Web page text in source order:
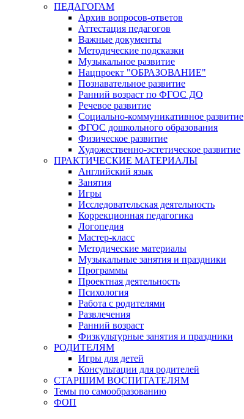
ПЕДАГОГАМ
Архив вопросов-ответов
Аттестация педагогов
Важные документы
Методические подсказки
Музыкальное развитие
Нацпроект "ОБРАЗОВАНИЕ"
Познавательное развитие
Ранний возраст по ФГОС ДО
Речевое развитие
Социально-коммуникативное развитие
ФГОС дошкольного образования
Физическое развитие
Художественно-эстетическое развитие
ПРАКТИЧЕСКИЕ МАТЕРИАЛЫ
Английский язык
Занятия
Игры
Исследовательская деятельность
Коррекционная педагогика
Логопедия
Мастер-класс
Методические материалы
Музыкальные занятия и праздники
Программы
Проектная деятельность
Психология
Работа с родителями
Развлечения
Ранний возраст
Физкультурные занятия и праздники
РОДИТЕЛЯМ
Игры для детей
Консультации для родителей
СТАРШИМ ВОСПИТАТЕЛЯМ
Темы по самообразованию
ФОП